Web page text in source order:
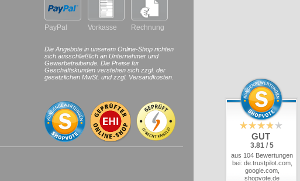
PayPal Vorkasse Rechnung
Die Angebote in unserem Online-Shop richten
sich ausschließlich an Unternehmer und
Gewerbetreibende. Die Preise für
Geschäftskunden verstehen sich zzgl. der
gesetzlichen MwSt. und zzgl. Versandkosten.
GUT
3.81 / 5
aus 104 Bewertungen
bei: de.trustpilot.com,
google.com,
shopvote.de